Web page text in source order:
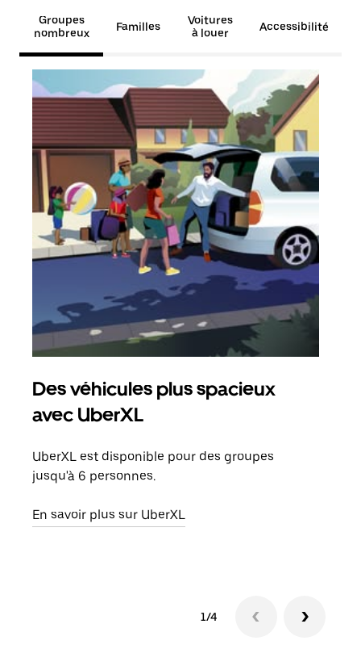
Groupes
nombreux
Familles
Voitures
à louer
Accessibilité
Des véhicules plus spacieux
avec UberXL
UberXL est disponible pour des groupes
jusqu'à 6 personnes.
En savoir plus sur UberXL
1/4